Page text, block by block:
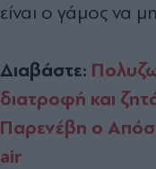
είναι ο γάμος να
Διαβάστε:
διατροφή και
Παρενέβη ο
air